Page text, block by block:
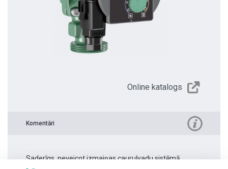
Online katalogs
Komentāri
Saderīgs, neveicot izmaiņas cauruļvadu sistēmā.